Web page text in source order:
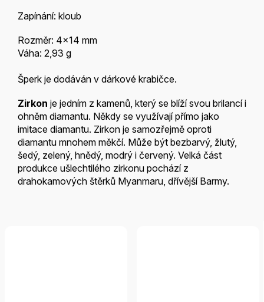
Zapínání: kloub
Rozměr: 4x14 mm
Váha: 2,93 g
Šperk je dodáván v dárkové krabičce.
Zirkon je jedním z kamenů, který se blíží svou brilancí i
ohněm diamantu. Někdy se využívají přímo jako
imitace diamantu. Zirkon je samozřejmě oproti
diamantu mnohem měkčí. Může být bezbarvý, žlutý,
šedý, zelený, hnědý, modrý i červený. Velká část
produkce ušlechtilého zirkonu pochází z
drahokamových štěrků Myanmaru, dřívější Barmy.